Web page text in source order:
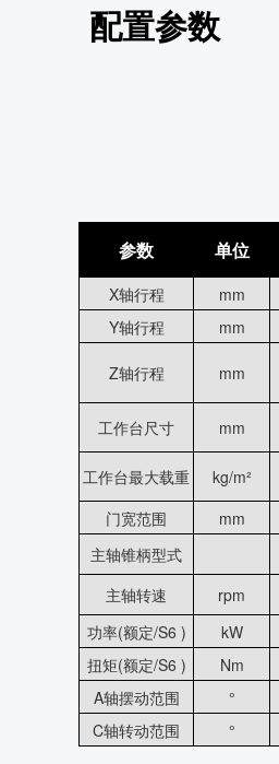
配置参数
参数 单位
X轴行程 mm
Y轴行程
mm
Z轴行程 mm
工作台尺寸 mm
工作台最大载重 kg/m²
门宽范围
mm
主轴锥柄型式
主轴转速
rpm
功率(额定/S6 )
kW
扭矩(额定/S6 )
Nm
A轴摆动范围
°
C轴转动范围
°